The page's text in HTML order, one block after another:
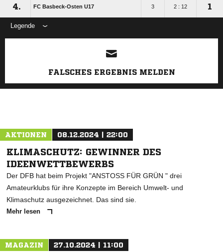
4. FC Basbeck-Osten U17 3 2 : 12 1
Legende
ANZEIGE
FALSCHES ERGEBNIS MELDEN
AKTIONEN 08.12.2024 | 22:00
KLIMASCHUTZ: GEWINNER DES
IDEENWETTBEWERBS
Der DFB hat beim Projekt "ANSTOSS FÜR GRÜN " drei
Amateurklubs für ihre Konzepte im Bereich Umwelt- und
Klimaschutz ausgezeichnet. Das sind sie.
Mehr lesen
MAGAZIN 27.10.2024 | 11:00